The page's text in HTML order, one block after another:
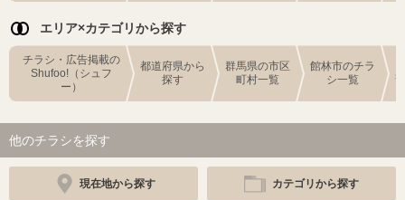
エリア×カテゴリから探す
チラシ・広告掲載の
Shufoo!（シュフ
ー）
都道府県から
探す
群馬県の市区
町村一覧
館林市のチラ
シ一覧
他のチラシを探す
現在地から探す カテゴリから探す